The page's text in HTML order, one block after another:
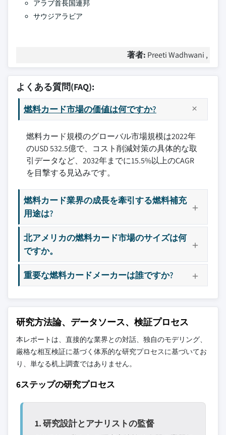
アラブ首長国連邦
サウジアラビア
著者: Preeti Wadhwani ,
よくある質問(FAQ):
燃料カード市場の価値は何ですか?
燃料カード規模のグローバル市場規模は2022年
のUSD 532.5億で、コスト削減対策の具体的な取
引データなど、2032年までに15.5%以上のCAGR
を目撃する見込みです。
燃料カード業界の成長を牽引する燃料補充
用途は?
北アメリカの燃料カード市場のサイズは何
ですか。
重要な燃料カードメーカーは誰ですか?
研究方法論、データソース、検証プロセス
本レポートは、直接的な業界との対話、独自のモデリング、
厳格な相互検証に基づく体系的な研究プロセスに基づいてお
り、単なる机上調査ではありません。
6ステップの研究プロセス
1. 研究設計とアナリストの監督